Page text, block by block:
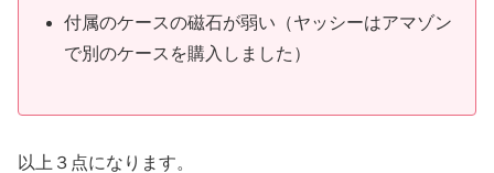
付属のケースの磁石が弱い（ヤッシーはアマゾン
で別のケースを購入しました）
以上３点になります。